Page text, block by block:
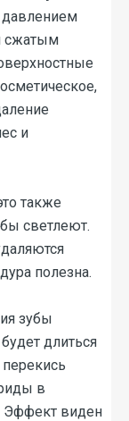
давлением
сжатым
и
также
светлеют.
полезна.
зубы
длиться
в
Эффект виден